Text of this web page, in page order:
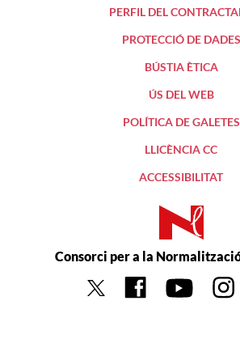
PERFIL DEL
PROTECCIÓ DE DADES
BÚSTIA ÈTICA
ÚS DEL WEB
POLÍTICA DE GALETES
LLICÈNCIA CC
ACCESSIBILITAT
Consorci per a la